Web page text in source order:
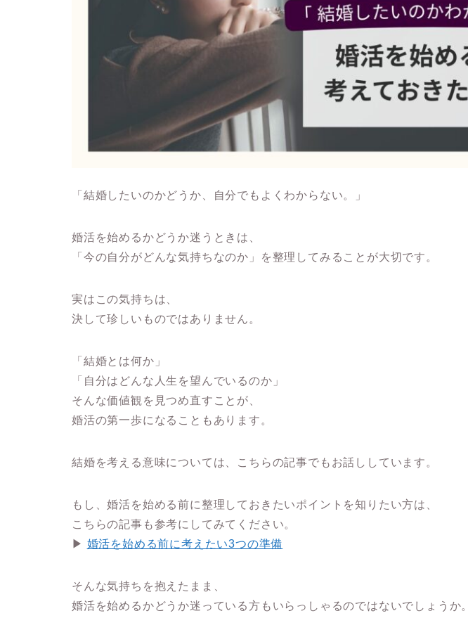
「結婚したいのかどうか、自分でもよくわからない。」
婚活を始めるかどうか迷うときは、
「今の自分がどんな気持ちなのか」を整理してみることが大切です。
実はこの気持ちは、
決して珍しいものではありません。
「結婚とは何か」
「自分はどんな人生を望んでいるのか」
そんな価値観を見つめ直すことが、
婚活の第一歩になることもあります。
結婚を考える意味については、こちらの記事でもお話ししています。
もし、婚活を始める前に整理しておきたいポイントを知りたい方は、
こちらの記事も参考にしてみてください。
▶ 婚活を始める前に考えたい3つの準備
そんな気持ちを抱えたまま、
婚活を始めるかどうか迷っている方もいらっしゃるのではないでしょうか。